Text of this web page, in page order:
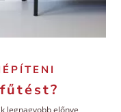
legnagyobb előnye